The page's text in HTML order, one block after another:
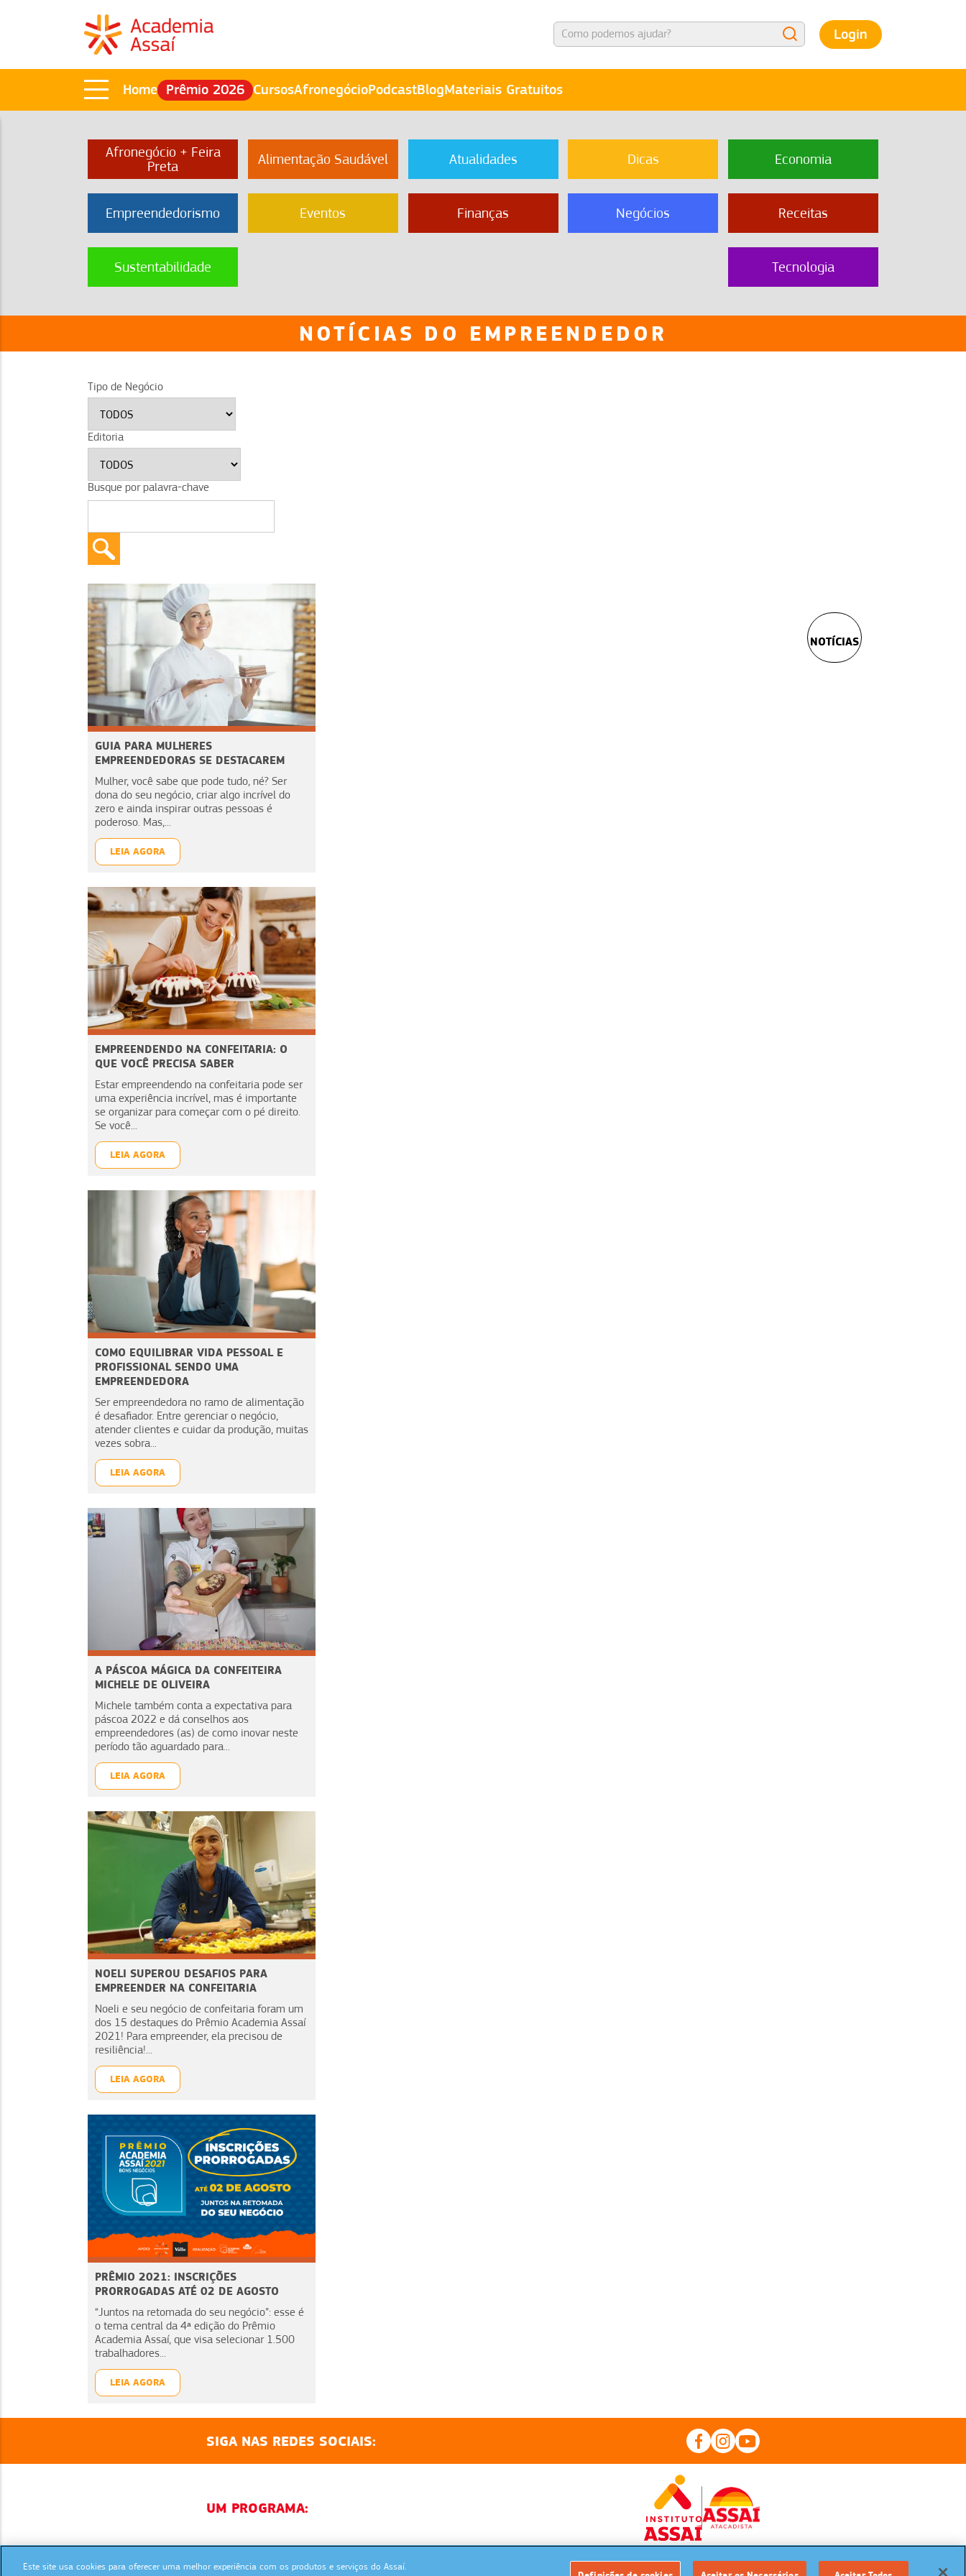
Login
Home Prêmio 2026 CursosAfronegócioPodcastBlogMateriais Gratuitos
Afronegócio + Feira
Preta
Alimentação Saudável Atualidades Dicas Economia
Empreendedorismo Eventos Finanças Negócios Receitas
Sustentabilidade Tecnologia
NOTÍCIAS DO EMPREENDEDOR
Tipo de Negócio
Editoria
Busque por palavra-chave
GUIA PARA MULHERES
EMPREENDEDORAS SE DESTACAREM
Mulher, você sabe que pode tudo, né? Ser
dona do seu negócio, criar algo incrível do
zero e ainda inspirar outras pessoas é
poderoso. Mas,...
LEIA AGORA
EMPREENDENDO NA CONFEITARIA: O
QUE VOCÊ PRECISA SABER
Estar empreendendo na confeitaria pode ser
uma experiência incrível, mas é importante
se organizar para começar com o pé direito.
Se você...
LEIA AGORA
COMO EQUILIBRAR VIDA PESSOAL E
PROFISSIONAL SENDO UMA
EMPREENDEDORA
Ser empreendedora no ramo de alimentação
é desafiador. Entre gerenciar o negócio,
atender clientes e cuidar da produção, muitas
vezes sobra...
LEIA AGORA
A PÁSCOA MÁGICA DA CONFEITEIRA
MICHELE DE OLIVEIRA
Michele também conta a expectativa para
páscoa 2022 e dá conselhos aos
empreendedores (as) de como inovar neste
período tão aguardado para...
LEIA AGORA
NOELI SUPEROU DESAFIOS PARA
EMPREENDER NA CONFEITARIA
Noeli e seu negócio de confeitaria foram um
dos 15 destaques do Prêmio Academia Assaí
2021! Para empreender, ela precisou de
resiliência!...
LEIA AGORA
PRÊMIO 2021: INSCRIÇÕES
PRORROGADAS ATÉ 02 DE AGOSTO
“Juntos na retomada do seu negócio”: esse é
o tema central da 4ª edição do Prêmio
Academia Assaí, que visa selecionar 1.500
trabalhadores...
LEIA AGORA
NOTÍCIAS
SIGA NAS REDES SOCIAIS:
UM PROGRAMA:
Este site usa cookies para oferecer uma melhor experiência com os produtos e serviços do Assaí.